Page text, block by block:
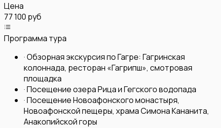
Цена
77 100 руб
Программа тура
·Обзорная экскурсия по Гагре: Гагринская
колоннада, ресторан «Гагрипш», смотровая
площадка
·Посещение озера Рица и Гегского водопада
·Посещение Новоафонского монастыря,
Новоафонской пещеры, храма Симона Кананита,
Анакопийской горы